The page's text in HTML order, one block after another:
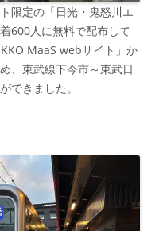
限定の「日光・鬼怒川エ
600人に無料で配布して
MaaS webサイト」か
、東武線下今市～東武日
できました。